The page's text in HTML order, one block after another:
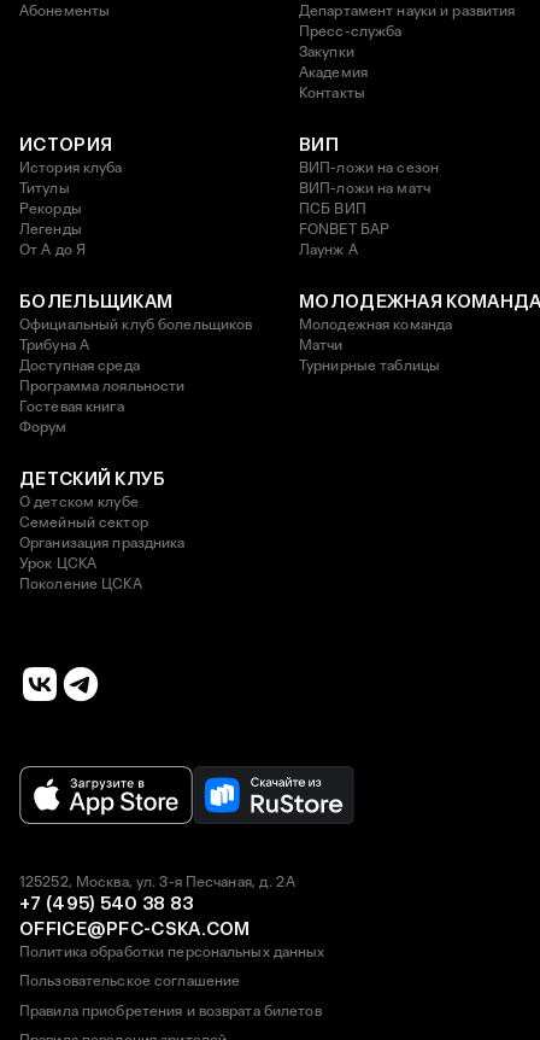
Абонементы
Департамент науки и развития
Пресс-служба
Закупки
Академия
Контакты
ИСТОРИЯ
История клуба
Титулы
Рекорды
Легенды
От А до Я
ВИП
ВИП-ложи на сезон
ВИП-ложи на матч
ПСБ ВИП
FONBET БАР
Лаунж A
БОЛЕЛЬЩИКАМ
Официальный клуб болельщиков
Трибуна А
Доступная среда
Программа лояльности
Гостевая книга
Форум
МОЛОДЕЖНАЯ
Молодежная команда
Матчи
Турнирные таблицы
ДЕТСКИЙ КЛУБ
О детском клубе
Семейный сектор
Организация праздника
Урок ЦСКА
Поколение ЦСКА
125252, Москва, ул. 3-я Песчаная, д. 2А
+7 (495) 540 38 83
OFFICE@PFC-CSKA.COM
Политика обработки персональных данных
Пользовательское соглашение
Правила приобретения и возврата билетов